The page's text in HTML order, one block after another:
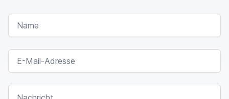
NAME
E-MAIL-ADRESSE
NACHRICHT